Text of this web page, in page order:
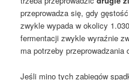
przeprowadza się, gdy
zwykle wypada w okolicy
fermentacji zwykle wyraźnie
ma potrzeby przeprowadzania
Jeśli mino tych zabiegów